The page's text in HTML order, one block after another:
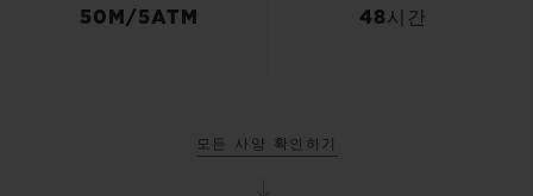
50M/5ATM 48시간
모든 사양 확인하기